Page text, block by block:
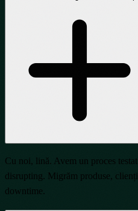
Cu noi, lină. Avem un proces
disrupting. Migrăm produse,
downtime.